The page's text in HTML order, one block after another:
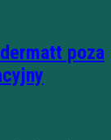
poza